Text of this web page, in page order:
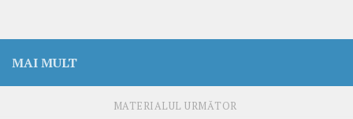
MAI MULT
MATERIALUL URMĂTOR